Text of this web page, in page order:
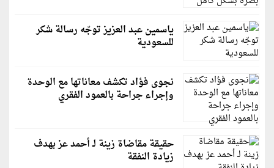
ياسمين عبد العزيز توجّه رسالة شكر
للسعودية
نجوى فؤاد تكشف معاناتها مع الوحدة
وإجراء جراحة بالعمود الفقري
حقيقة مقاضاة زينة لـ أحمد عز بهدف
زيادة النفقة